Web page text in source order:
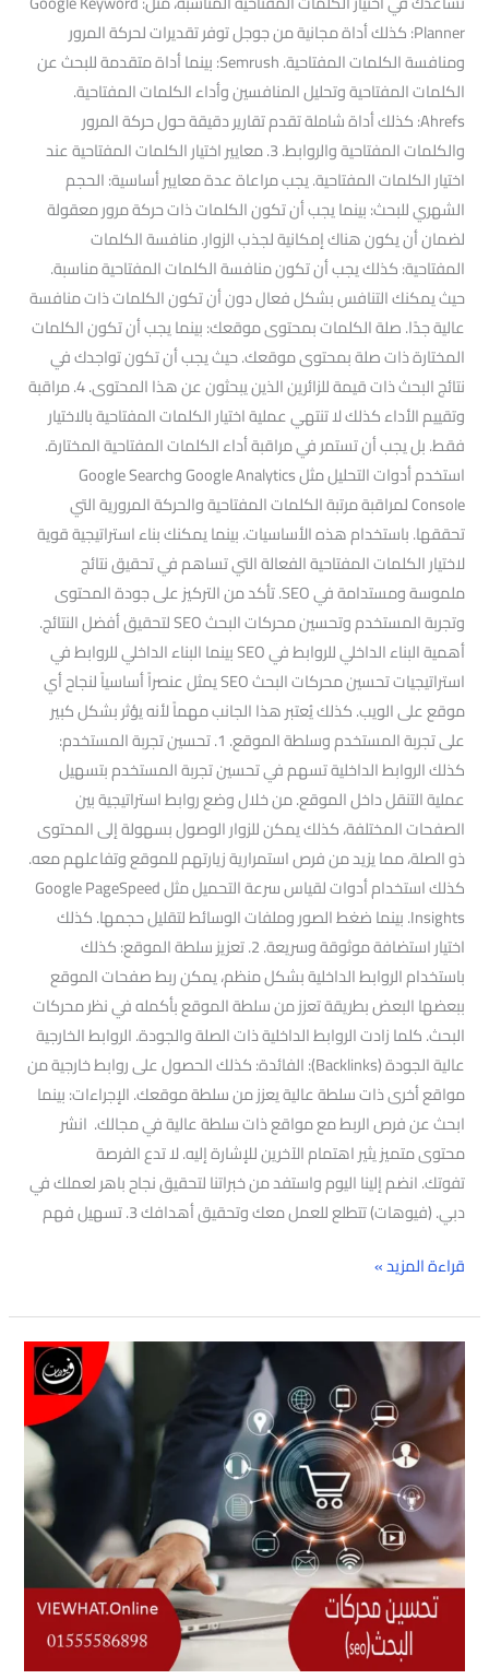
Planner: كذلك أداة مجانية من جوجل توفر تقديرات لحركة المرور
ومنافسة الكلمات المفتاحية. Semrush: بينما أداة متقدمة للبحث عن
الكلمات المفتاحية وتحليل المنافسين وأداء الكلمات المفتاحية.
Ahrefs: كذلك أداة شاملة تقدم تقارير دقيقة حول حركة المرور
والكلمات المفتاحية والروابط. 3. معايير اختيار الكلمات المفتاحية عند
اختيار الكلمات المفتاحية. يجب مراعاة عدة معايير أساسية: الحجم
الشهري للبحث: بينما يجب أن تكون الكلمات ذات حركة مرور معقولة
لضمان أن يكون هناك إمكانية لجذب الزوار. منافسة الكلمات
المفتاحية: كذلك يجب أن تكون منافسة الكلمات المفتاحية مناسبة.
حيث يمكنك التنافس بشكل فعال دون أن تكون الكلمات ذات منافسة
عالية جدًا. صلة الكلمات بمحتوى موقعك: بينما يجب أن تكون الكلمات
المختارة ذات صلة بمحتوى موقعك. حيث يجب أن تكون تواجدك في
نتائج البحث ذات قيمة للزائرين الذين يبحثون عن هذا المحتوى. 4. مراقبة
وتقييم الأداء كذلك لا تنتهي عملية اختيار الكلمات المفتاحية بالاختيار
فقط. بل يجب أن تستمر في مراقبة أداء الكلمات المفتاحية المختارة.
استخدم أدوات التحليل مثل Google Analytics وGoogle Search
Console لمراقبة مرتبة الكلمات المفتاحية والحركة المرورية التي
تحققها. باستخدام هذه الأساسيات. بينما يمكنك بناء استراتيجية قوية
لاختيار الكلمات المفتاحية الفعالة التي تساهم في تحقيق نتائج
ملموسة ومستدامة في SEO. تأكد من التركيز على جودة المحتوى
وتجربة المستخدم وتحسين محركات البحث SEO لتحقيق أفضل النتائج.
أهمية البناء الداخلي للروابط في SEO بينما البناء الداخلي للروابط في
استراتيجيات تحسين محركات البحث SEO يمثل عنصراً أساسياً لنجاح أي
موقع على الويب. كذلك يُعتبر هذا الجانب مهماً لأنه يؤثر بشكل كبير
على تجربة المستخدم وسلطة الموقع. 1. تحسين تجربة المستخدم:
كذلك الروابط الداخلية تسهم في تحسين تجربة المستخدم بتسهيل
عملية التنقل داخل الموقع. من خلال وضع روابط استراتيجية بين
الصفحات المختلفة، كذلك يمكن للزوار الوصول بسهولة إلى المحتوى
ذو الصلة، مما يزيد من فرص استمرارية زيارتهم للموقع وتفاعلهم معه.
كذلك استخدام أدوات لقياس سرعة التحميل مثل Google PageSpeed
Insights. بينما ضغط الصور وملفات الوسائط لتقليل حجمها. كذلك
اختيار استضافة موثوقة وسريعة. 2. تعزيز سلطة الموقع: كذلك
باستخدام الروابط الداخلية بشكل منظم، يمكن ربط صفحات الموقع
ببعضها البعض بطريقة تعزز من سلطة الموقع بأكمله في نظر محركات
البحث. كلما زادت الروابط الداخلية ذات الصلة والجودة. الروابط الخارجية
عالية الجودة (Backlinks): الفائدة: كذلك الحصول على روابط خارجية من
مواقع أخرى ذات سلطة عالية يعزز من سلطة موقعك. الإجراءات: بينما
ابحث عن فرص الربط مع مواقع ذات سلطة عالية في مجالك. انشر
محتوى متميز يثير اهتمام الآخرين للإشارة إليه. لا تدع الفرصة
تفوتك. انضم إلينا اليوم واستفد من خبراتنا لتحقيق نجاح باهر لعملك في
دبي. (فيوهات) تتطلع للعمل معك وتحقيق أهدافك 3. تسهيل فهم
قراءة المزيد »
تحسين
محركات
البحث(seo)